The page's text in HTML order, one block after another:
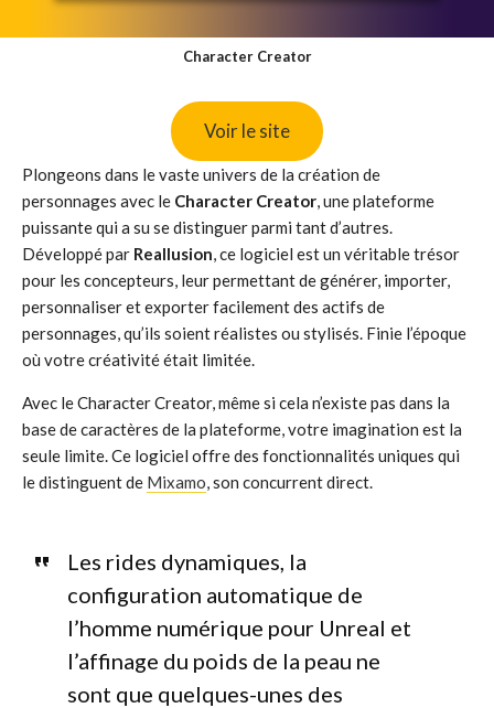
Character Creator
Voir le site
Plongeons dans le vaste univers de la création de
personnages avec le Character Creator, une plateforme
puissante qui a su se distinguer parmi tant d’autres.
Développé par Reallusion, ce logiciel est un véritable trésor
pour les concepteurs, leur permettant de générer, importer,
personnaliser et exporter facilement des actifs de
personnages, qu’ils soient réalistes ou stylisés. Finie l’époque
où votre créativité était limitée.
Avec le Character Creator, même si cela n’existe pas dans la
base de caractères de la plateforme, votre imagination est la
seule limite. Ce logiciel offre des fonctionnalités uniques qui
le distinguent de Mixamo, son concurrent direct.
Les rides dynamiques, la
configuration automatique de
l’homme numérique pour Unreal et
l’affinage du poids de la peau ne
sont que quelques-unes des